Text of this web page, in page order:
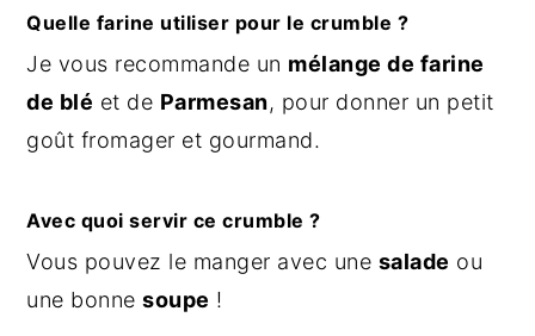
Quelle farine utiliser pour le crumble ?
Je vous recommande un mélange de farine
de blé et de Parmesan, pour donner un petit
goût fromager et gourmand.
Avec quoi servir ce crumble ?
Vous pouvez le manger avec une salade ou
une bonnesoupe !